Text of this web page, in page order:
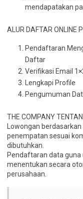
mendapatakan
ALUR DAFTAR ONLINE
Pendaftaran
Daftar
Verifikasi Email
Lengkapi Profile
Pengumuman
THE COMPANY
Lowongan
penempatan sesuai
dibutuhkan.
Pendaftaran data
menentukan secara
perusahaan.